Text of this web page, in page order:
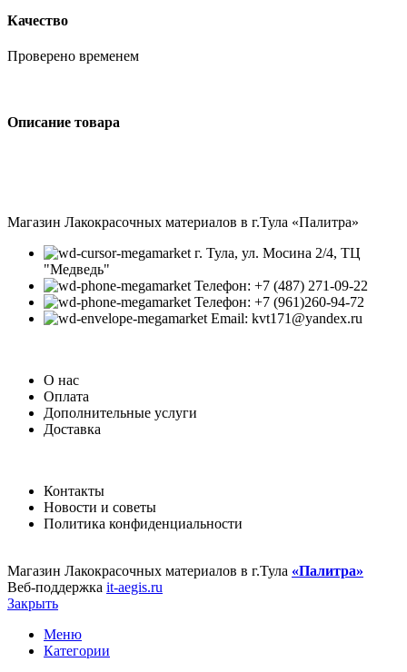
Качество
Проверено временем
Описание товара
Магазин Лакокрасочных материалов в г.Тула «Палитра»
г. Тула, ул. Мосина 2/4, ТЦ
"Медведь"
Телефон: +7 (487) 271-09-22
Телефон: +7 (961)260-94-72
Email: kvt171@yandex.ru
О нас
Оплата
Дополнительные услуги
Доставка
Контакты
Новости и советы
Политика конфиденциальности
Магазин Лакокрасочных материалов в г.Тула «Палитра»
Веб-поддержка it-aegis.ru
Закрыть
Меню
Категории